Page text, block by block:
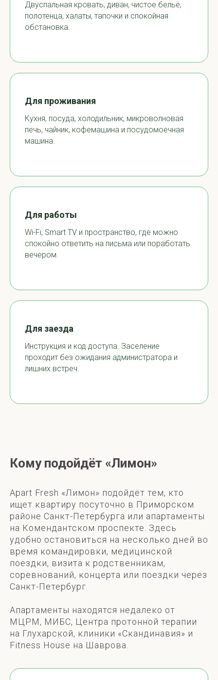
Двуспальная кровать, диван, чистое бельё,
полотенца, халаты, тапочки и спокойная
обстановка.
Для проживания
Кухня, посуда, холодильник, микроволновая
печь, чайник, кофемашина и посудомоечная
машина.
Для работы
Wi-Fi, Smart TV и пространство, где можно
спокойно ответить на письма или поработать
вечером.
Для заезда
Инструкция и код доступа. Заселение
проходит без ожидания администратора и
лишних встреч.
Кому подойдёт «Лимон»
Apart Fresh «Лимон» подойдёт тем, кто
ищет квартиру посуточно в Приморском
районе Санкт-Петербурга или апартаменты
на Комендантском проспекте. Здесь
удобно остановиться на несколько дней во
время командировки, медицинской
поездки, визита к родственникам,
соревнований, концерта или поездки через
Санкт-Петербург.
Апартаменты находятся недалеко от
МЦРМ, МИБС, Центра протонной терапии
на Глухарской, клиники «Скандинавия» и
Fitness House на Шаврова.